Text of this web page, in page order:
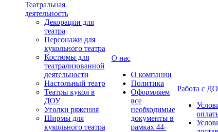
Театральная
деятельность
Декорации для
театра
Персонажи для
кукольного театра
Костюмы для
театрализованной
деятельности
Настольный театр
Театры кукол в
ДОУ
Уголки ряжения
Ширмы для
кукольного театра
О нас
О компании
Политика
Оформляем
все
необходимые
документы в
рамках 44-
Работа с